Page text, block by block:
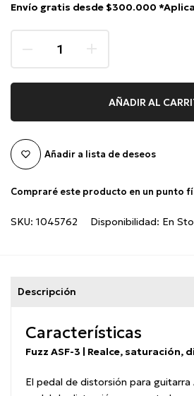
Envío gratis desde $300.000
AÑADIR AL
Añadir a lista de deseos
Compraré este producto en un punto
SKU: 1045762 Disponibilidad: En
Descripción
Características
Fuzz ASF-3 | Realce, saturación,
El pedal de distorsión para guitarra